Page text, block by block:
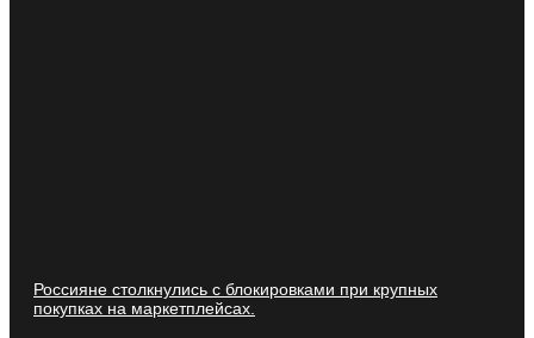
Россияне столкнулись с блокировками при крупных
покупках на маркетплейсах.